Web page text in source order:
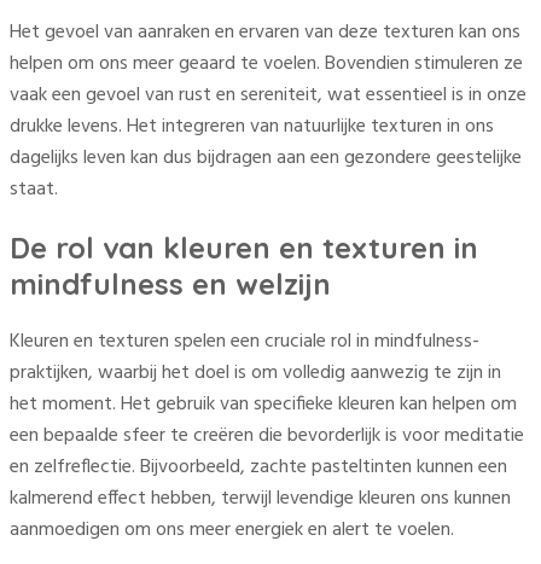
Het gevoel van aanraken en ervaren van deze texturen kan ons
helpen om ons meer geaard te voelen. Bovendien stimuleren ze
vaak een gevoel van rust en sereniteit, wat essentieel is in onze
drukke levens. Het integreren van natuurlijke texturen in ons
dagelijks leven kan dus bijdragen aan een gezondere geestelijke
staat.
De rol van kleuren en texturen in
mindfulness en welzijn
Kleuren en texturen spelen een cruciale rol in mindfulness-
praktijken, waarbij het doel is om volledig aanwezig te zijn in
het moment. Het gebruik van specifieke kleuren kan helpen om
een bepaalde sfeer te creëren die bevorderlijk is voor meditatie
en zelfreflectie. Bijvoorbeeld, zachte pasteltinten kunnen een
kalmerend effect hebben, terwijl levendige kleuren ons kunnen
aanmoedigen om ons meer energiek en alert te voelen.